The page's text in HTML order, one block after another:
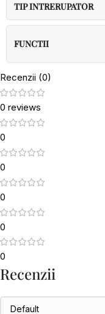
TIP INTRERUPATOR
FUNCTII
Recenzii (0)
0 reviews
0
0
0
0
0
Recenzii